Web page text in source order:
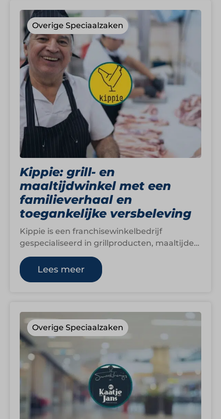
Overige Speciaalzaken
Kippie: grill- en
maaltijdwinkel met een
familieverhaal en
toegankelijke versbeleving
Kippie is een franchisewinkelbedrijf
gespecialiseerd in grillproducten, maaltijden
en snacks. In meer dan 65 winkels verspreid
over Nederland vinden klanten…
Lees meer
Overige Speciaalzaken